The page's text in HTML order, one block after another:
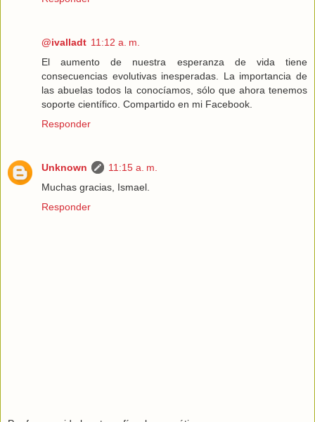
@ivalladt 11:12 a. m.
El aumento de nuestra esperanza de vida tiene
consecuencias evolutivas inesperadas. La importancia de
las abuelas todos la conocíamos, sólo que ahora tenemos
soporte científico. Compartido en mi Facebook.
Responder
Unknown
11:15 a. m.
Muchas gracias, Ismael.
Responder